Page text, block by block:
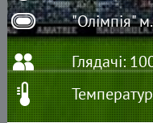
"Олімпія"
Глядачі: